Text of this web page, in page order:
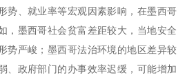
势、就业率等宏观因素影响，在墨西哥
，墨西哥社会贫富差距较大，当地安全
势严峻；墨西哥法治环境的地区差异较
、政府部门的办事效率迟缓，可能增加